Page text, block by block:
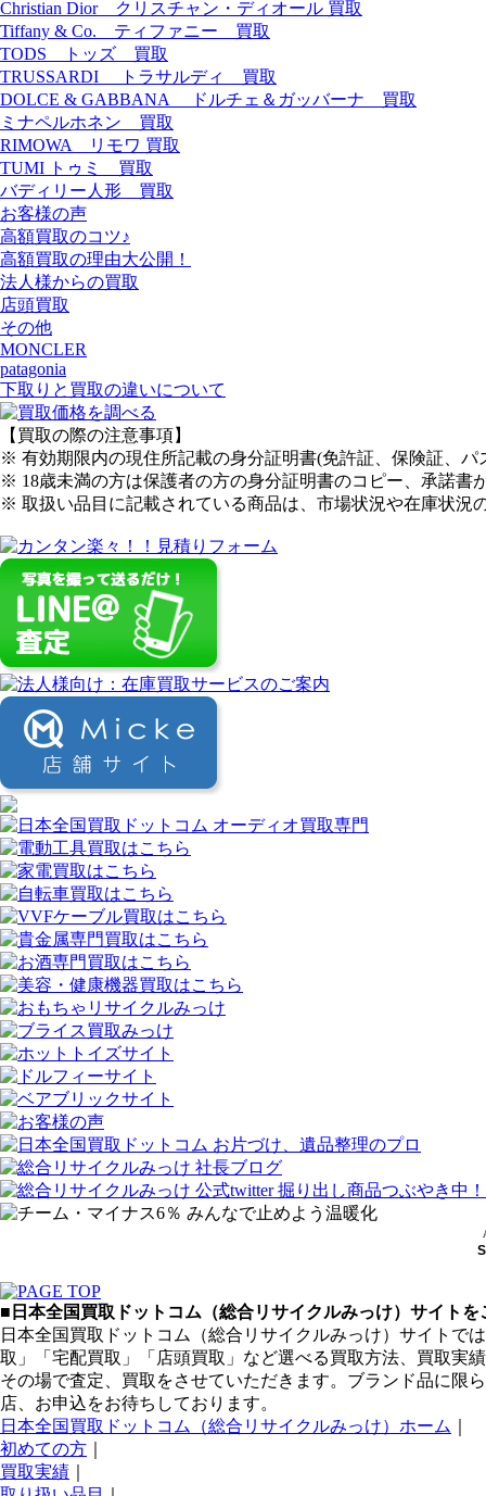
Christian Dior クリスチャン・ディオール 買取
Tiffany & Co. ティファニー 買取
TODS トッズ 買取
TRUSSARDI トラサルディ 買取
DOLCE & GABBANA ドルチェ＆ガッバーナ 買取
ミナペルホネン 買取
RIMOWA リモワ 買取
TUMI トゥミ 買取
バディリー人形 買取
お客様の声
高額買取のコツ♪
高額買取の理由大公開！
法人様からの買取
店頭買取
その他
MONCLER
patagonia
下取りと買取の違いについて
【買取の際の注意事項】
※ 有効期限内の現住所記載の身分証明書(免許証、保険証、
※ 18歳未満の方は保護者の方の身分証明書のコピー、承諾書
※ 取扱い品目に記載されている商品は、市場状況や在庫状況
■日本全国買取ドットコム（総合リサイクルみっけ）サイトを
日本全国買取ドットコム（総合リサイクルみっけ）サイトで
取」「宅配買取」「店頭買取」など選べる買取方法、買取実
その場で査定、買取をさせていただきます。ブランド品に限
店、お申込をお待ちしております。
日本全国買取ドットコム（総合リサイクルみっけ）ホーム
初めての方
買取実績